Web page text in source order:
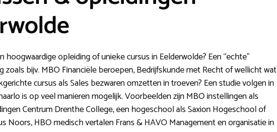
hoogwaardige opleiding of unieke cursus in Eelderwolde? Een “echte”
zoals bijv. MBO Financiële beroepen, Bedrijfskunde met Recht of wellicht wat
cursus als Sales bezwaren omzetten in troeven? Een studie volgen in
is op veel manieren mogelijk. Voorbeelden zijn MBO instellingen als
Centrum Drenthe College, een hogeschool als Saxion Hogeschool of
Noors, HBO medisch vertalen Frans & HAVO Management en organisatie in